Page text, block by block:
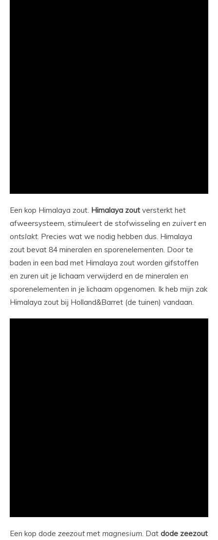
Een kop Himalaya zout. Himalaya zout versterkt het
afweersysteem, stimuleert de stofwisseling en zuiverten
ontslakt. Precies wat we nodig hebben dus. Himalaya
zout bevat 84 mineralen en sporenelementen. Door te
baden in een bad met Himalaya zout worden gifstoffen
en zuren uit je lichaam verwijderd en de mineralen en
sporenelementen in je lichaam opgenomen. Ik heb mijn zak
Himalaya zout bij Holland&Barret (de tuinen) vandaan.
Een kop dode zeezoutmet magnesium . Dat dode zeezout